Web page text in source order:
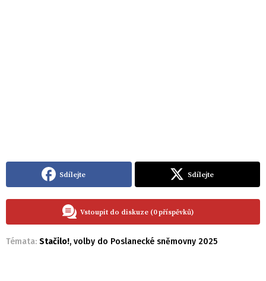
Sdílejte Sdílejte
Vstoupit do diskuze (0 příspěvků)
Témata: Stačilo!, volby do Poslanecké sněmovny 2025